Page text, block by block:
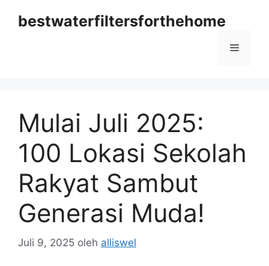
bestwaterfiltersforthehome
Menu
Mulai Juli 2025:
100 Lokasi Sekolah
Rakyat Sambut
Generasi Muda!
Juli 9, 2025 oleh alliswel